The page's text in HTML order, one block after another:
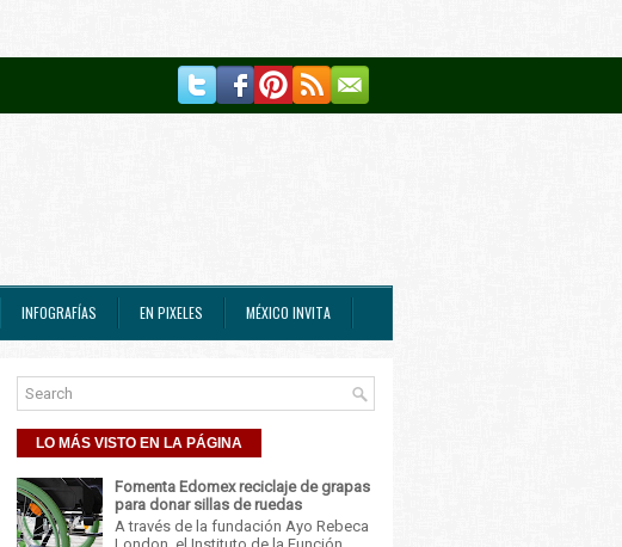
INFOGRAFÍAS EN PIXELES MÉXICO INVITA
LO MÁS VISTO EN LA PÁGINA
Fomenta Edomex reciclaje de grapas
para donar sillas de ruedas
A través de la fundación Ayo Rebeca